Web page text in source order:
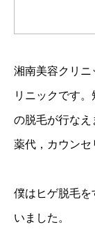
湘南美容クリニ
リニックです
の脱毛が行なえ
薬代，カウンセ
僕はヒゲ脱毛を
いました。